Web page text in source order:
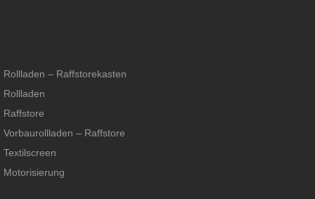
Rollladen – Raffstorekasten
Rollladen
Raffstore
Vorbaurollladen – Raffstore
Textilscreen
Motorisierung